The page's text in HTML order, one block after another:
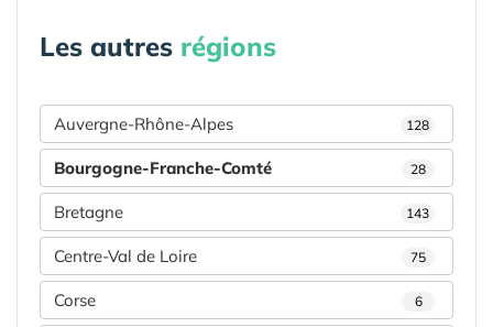
Les autres régions
Auvergne-Rhône-Alpes 128
Bourgogne-Franche-Comté 28
Bretagne 143
Centre-Val de Loire 75
Corse 6